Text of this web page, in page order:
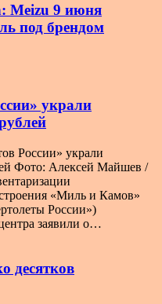
Meizu 9 июня
под брендом
украли
России» украли
Фото: Алексей Майшев /
«Миль и Камов»
России»)
заявили о…
десятков